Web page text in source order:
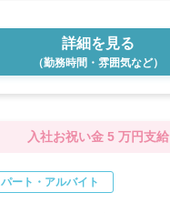
詳細を見る
（勤務時間・雰囲気など）
入社お祝い金 5 万円支給
パート・アルバイト